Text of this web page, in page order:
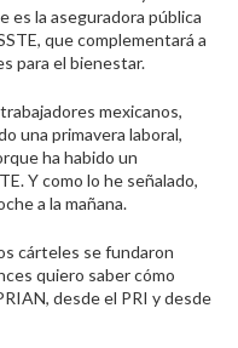
es la aseguradora pública
que complementará a
para el bienestar.
mexicanos,
una primavera laboral,
ha habido un
Y como lo he señalado,
a la mañana.
cárteles se fundaron
quiero saber cómo
desde el PRI y desde